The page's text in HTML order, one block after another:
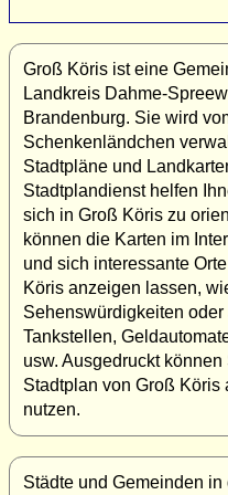
Groß Köris ist eine
Landkreis Dahme-
Brandenburg. Sie wird
Schenkenländchen
Stadtpläne und
Stadtplandienst helfen
sich in Groß Köris zu
können die Karten im
und sich interessante
Köris anzeigen lassen,
Sehenswürdigkeiten oder
Tankstellen,
usw. Ausgedruckt können
Stadtplan von Groß Köris
nutzen.
Städte und Gemeinden in